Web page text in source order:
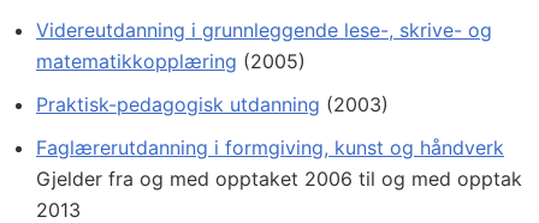
Videreutdanning i grunnleggende lese-, skrive- og
matematikkopplæring (2005)
Praktisk-pedagogisk utdanning (2003)
Faglærerutdanning i formgiving, kunst og håndverk
Gjelder fra og med opptaket 2006 til og med opptak
2013